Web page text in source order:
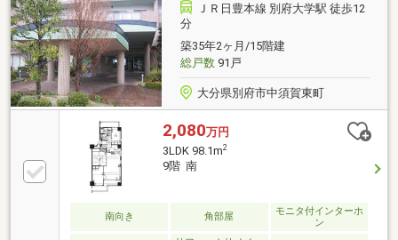
ＪＲ日豊本線 別府大学駅 徒歩12
分
築35年2ヶ月/15階建
総戸数91戸
大分県別府市中須賀東町
2,080万円
3LDK 98.1m2
9階 南
南向き 角部屋
モニタ付インターホ
ン